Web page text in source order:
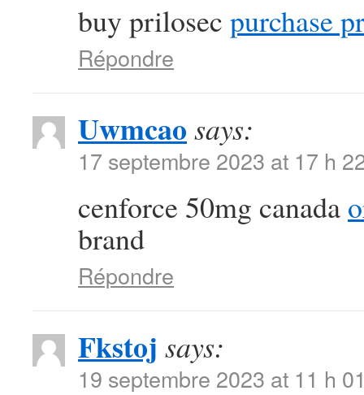
buy prilosec purchase
Répondre
Uwmcao says:
17 septembre 2023 at 17 h
cenforce 50mg canada
brand
Répondre
Fkstoj says:
19 septembre 2023 at 11 h